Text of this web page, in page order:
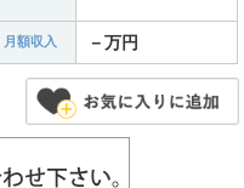
月額収入 －万円